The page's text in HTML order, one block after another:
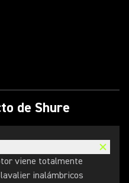
de Shure
viene totalmente
inalámbricos